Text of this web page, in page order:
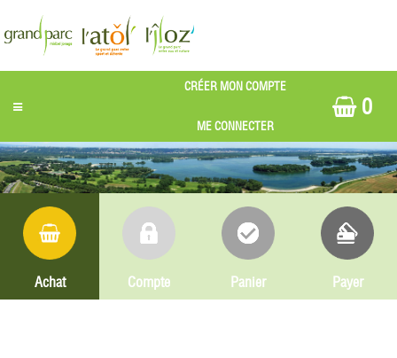
0
Achat Compte Panier Payer